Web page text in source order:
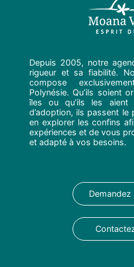
Depuis 2005, notre
rigueur et sa fiabilité.
compose
Polynésie. Qu’ils soient
îles ou qu’ils les aient
d’adoption, ils passent
en explorer les confins
expériences et de vous
et adapté à vos besoins.
Demandez